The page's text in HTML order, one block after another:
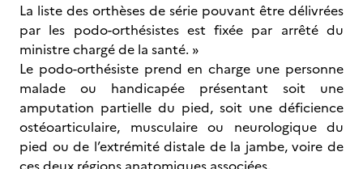
La liste des orthèses de série pouvant être délivrées
par les podo-orthésistes est fixée par arrêté du
ministre chargé de la santé. »
Le podo-orthésiste prend en charge une personne
malade ou handicapée présentant soit une
amputation partielle du pied, soit une déficience
ostéoarticulaire, musculaire ou neurologique du
pied ou de l’extrémité distale de la jambe, voire de